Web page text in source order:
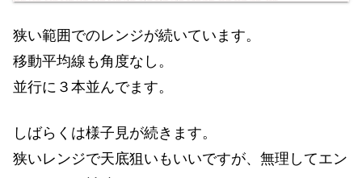
狭い範囲でのレンジが続いています。
移動平均線も角度なし。
並行に３本並んでます。
しばらくは様子見が続きます。
狭いレンジで天底狙いもいいですが、無理してエン